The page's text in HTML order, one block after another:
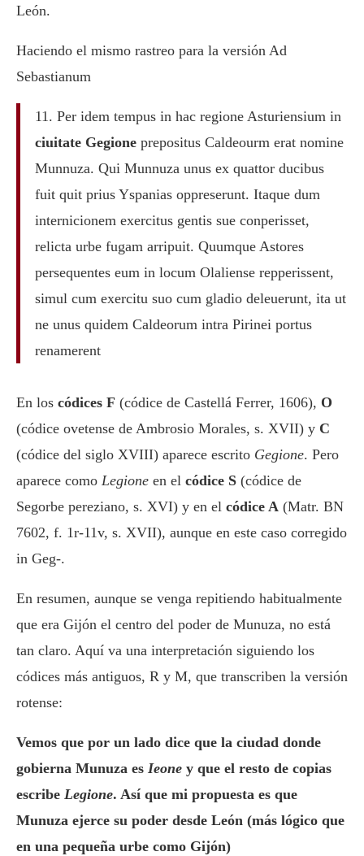
León.
Haciendo el mismo rastreo para la versión Ad
Sebastianum
11. Per idem tempus in hac regione Asturiensium in
ciuitate Gegioneprepositus Caldeourm erat nomine
Munnuza. Qui Munnuza unus ex quattor ducibus
fuit quit prius Yspanias oppreserunt. Itaque dum
internicionem exercitus gentis sue conperisset,
relicta urbe fugam arripuit. Quumque Astores
persequentes eum in locum Olaliense repperissent,
simul cum exercitu suo cum gladio deleuerunt, ita ut
ne unus quidem Caldeorum intra Pirinei portus
renamerent
En los códices F (códice de Castellá Ferrer, 1606), O
(códice ovetense de Ambrosio Morales, s. XVII) y C
(códice del siglo XVIII) aparece escrito Gegione. Pero
aparece como Legione en el códice S (códice de
Segorbe pereziano, s. XVI) y en el códice A (Matr. BN
7602, f. 1r-11v, s. XVII), aunque en este caso corregido
in Geg-.
En resumen, aunque se venga repitiendo habitualmente
que era Gijón el centro del poder de Munuza, no está
tan claro. Aquí va una interpretación siguiendo los
códices más antiguos, R y M, que transcriben la versión
rotense:
Vemos que por un lado dice que la ciudad donde
gobierna Munuza es Ieone y que el resto de copias
escribe Legione. Así que mi propuesta es que
Munuza ejerce su poder desde León (más lógico que
en una pequeña urbe como Gijón)